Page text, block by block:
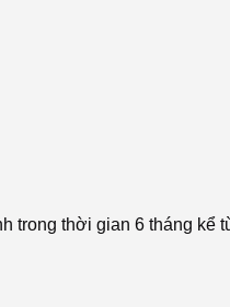
trong thời gian 6 tháng kể